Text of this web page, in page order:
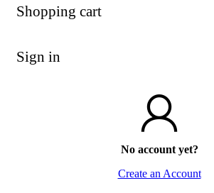
Shopping cart
Sign in
No account yet?
Create an Account